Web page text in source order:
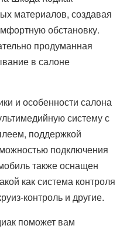
материалов, создавая
обстановку.
продуманная
в салоне
и особенности салона
систему с
поддержкой
подключения
также оснащен
как система контроля
контроль и другие.
поможет вам